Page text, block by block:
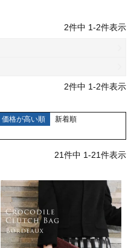
2件中 1-2件表示
2件中 1-2件表示
価格が高い順
新着順
21件中 1-21件表示